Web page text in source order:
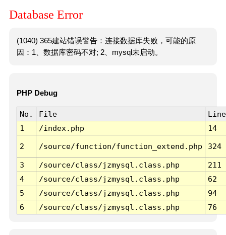
Database Error
(1040) 365建站错误警告：连接数据库失败，可能的原
因：1、数据库密码不对; 2、mysql未启动。
PHP Debug
No. File
Line
1
/index.php 14
2 /source/function/function_extend.php 324
3 /source/class/jzmysql.class.php
211
4
/source/class/jzmysql.class.php
62
5
/source/class/jzmysql.class.php
94
6
/source/class/jzmysql.class.php 76